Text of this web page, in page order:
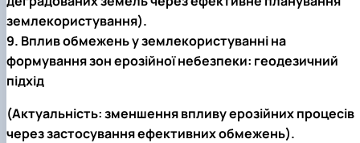
землекористування).
9. Вплив обмежень у землекористуванні на
формування зон ерозійної небезпеки: геодезичний
підхід
(Актуальність: зменшення впливу ерозійних процесів
через застосування ефективних обмежень).